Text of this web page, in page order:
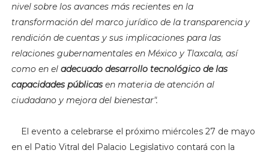
nivel sobre los avances más recientes en la
transformación del marco jurídico de la transparencia y
rendición de cuentas y sus implicaciones para las
relaciones gubernamentales en México y Tlaxcala, así
como en el adecuado desarrollo tecnológico de las
capacidades públicasen materia de atención al
ciudadano y mejora del bienestar".
El evento a celebrarse el próximo miércoles 27 de mayo
en el Patio Vitral del Palacio Legislativo contará con la